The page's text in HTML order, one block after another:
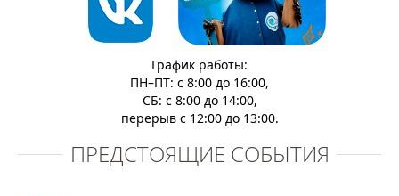
График работы:
ПН–ПТ: с 8:00 до 16:00,
СБ: с 8:00 до 14:00,
перерыв с 12:00 до 13:00.
ПРЕДСТОЯЩИЕ СОБЫТИЯ